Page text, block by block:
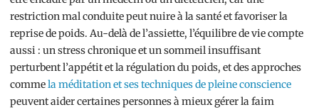
restriction mal conduite peut nuire à la santé et favoriser la
reprise de poids. Au-delà de l’assiette, l’équilibre de vie compte
aussi : un stress chronique et un sommeil insuffisant
perturbent l’appétit et la régulation du poids, et des approches
commela méditation et ses techniques de pleine conscience
peuvent aider certaines personnes à mieux gérer la faim